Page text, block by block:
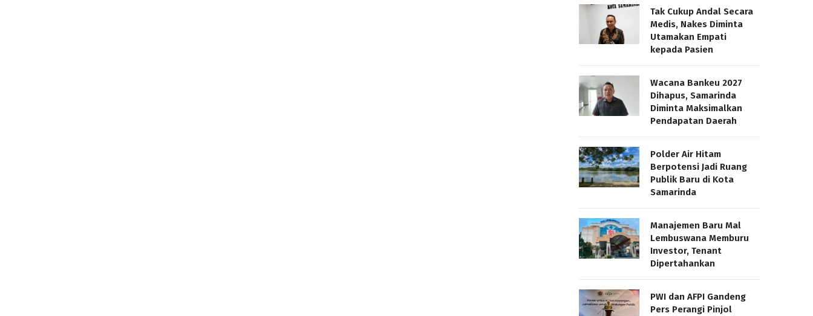
Tak Cukup Andal Secara
Medis, Nakes Diminta
Utamakan Empati
kepada Pasien
Wacana Bankeu 2027
Dihapus, Samarinda
Diminta Maksimalkan
Pendapatan Daerah
Polder Air Hitam
Berpotensi Jadi Ruang
Publik Baru di Kota
Samarinda
Manajemen Baru Mal
Lembuswana Memburu
Investor, Tenant
Dipertahankan
PWI dan AFPI Gandeng
Pers Perangi Pinjol